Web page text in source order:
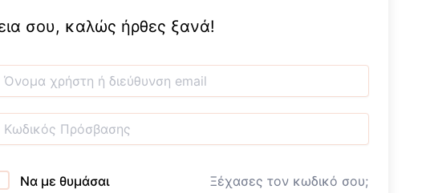
σου, καλώς ήρθες ξανά!
Να με θυμάσαι Ξέχασες τον κωδικό σου;